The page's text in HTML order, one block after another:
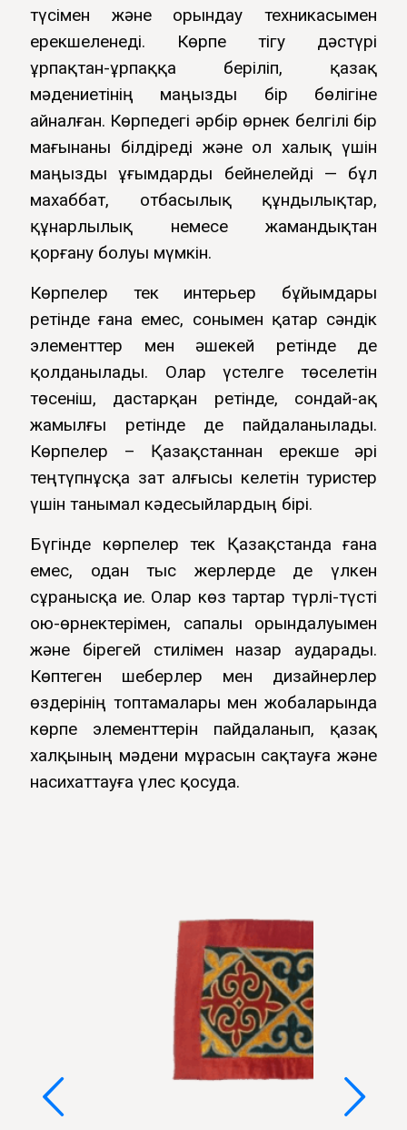
түсімен және орындау техникасымен
ерекшеленеді. Көрпе тігу дәстүрі
ұрпақтан-ұрпаққа беріліп, қазақ
мәдениетінің маңызды бір бөлігіне
айналған. Көрпедегі әрбір өрнек белгілі бір
мағынаны білдіреді және ол халық үшін
маңызды ұғымдарды бейнелейді — бұл
махаббат, отбасылық құндылықтар,
құнарлылық немесе жамандықтан
қорғану болуы мүмкін.
Көрпелер тек интерьер бұйымдары
ретінде ғана емес, сонымен қатар сәндік
элементтер мен әшекей ретінде де
қолданылады. Олар үстелге төселетін
төсеніш, дастарқан ретінде, сондай-ақ
жамылғы ретінде де пайдаланылады.
Көрпелер – Қазақстаннан ерекше әрі
теңтүпнұсқа зат алғысы келетін туристер
үшін танымал кәдесыйлардың бірі.
Бүгінде көрпелер тек Қазақстанда ғана
емес, одан тыс жерлерде де үлкен
сұранысқа ие. Олар көз тартар түрлі-түсті
ою-өрнектерімен, сапалы орындалуымен
және бірегей стилімен назар аударады.
Көптеген шеберлер мен дизайнерлер
өздерінің топтамалары мен жобаларында
көрпе элементтерін пайдаланып, қазақ
халқының мәдени мұрасын сақтауға және
насихаттауға үлес қосуда.